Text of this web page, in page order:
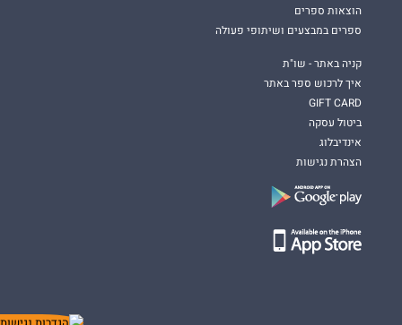
הוצאות ספרים
ספרים במבצעים ושיתופי פעולה
קניה באתר - שו"ת
איך לרכוש ספר באתר
GIFT CARD
ביטול עסקה
אינדיבלוג
הצהרת נגישות